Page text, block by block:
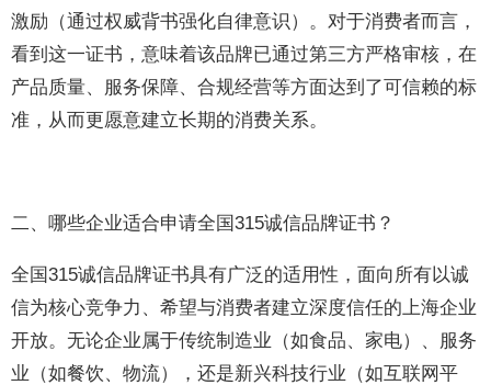
激励（通过权威背书强化自律意识）。对于消费者而言，
看到这一证书，意味着该品牌已通过第三方严格审核，在
产品质量、服务保障、合规经营等方面达到了可信赖的标
准，从而更愿意建立长期的消费关系。
二、哪些企业适合申请全国315诚信品牌证书？
全国315诚信品牌证书具有广泛的适用性，面向所有以诚
信为核心竞争力、希望与消费者建立深度信任的上海企业
开放。无论企业属于传统制造业（如食品、家电）、服务
业（如餐饮、物流），还是新兴科技行业（如互联网平